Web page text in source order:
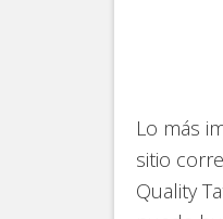
Lo más
sitio
Quality